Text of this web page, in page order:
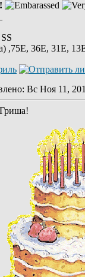
,75Е, 36Е, 31E,
: Вс Ноя 11,